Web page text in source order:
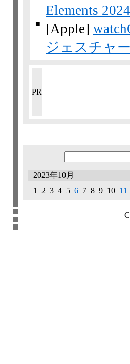
Elements
■ [Apple]
ジェスチャ
PR
2023年10月
1 2 3 4 5 6 7 8 9 10 11